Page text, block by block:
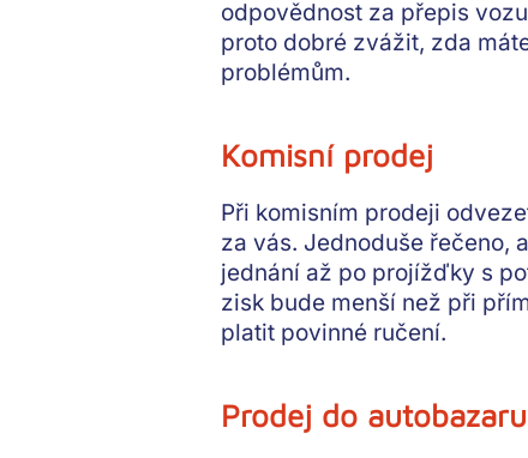
odpovědnost za přepis
proto dobré zvážit, zda
problémům.
Komisní prodej
Při komisním prodeji
za vás. Jednoduše řečeno,
jednání až po projížďky s
zisk bude menší než při
platit povinné ručení.
Prodej do autobazaru